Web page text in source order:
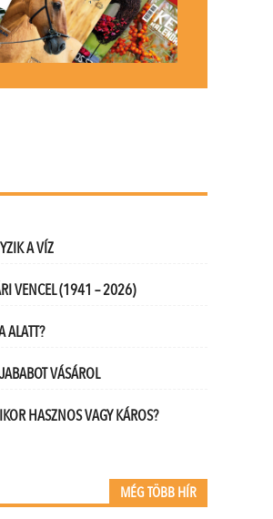
A VÍZ
VENCEL (1941 – 2026)
ALATT?
VÁSÁROL
HASZNOS VAGY KÁROS?
MÉG TÖBB HÍR